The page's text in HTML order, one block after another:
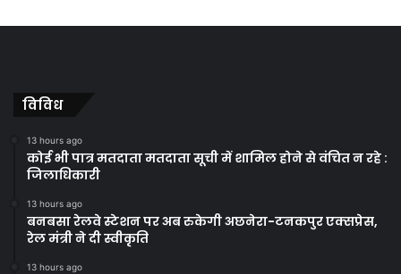
विविध
13 hours ago
कोई भी पात्र मतदाता मतदाता सूची में शामिल होने से वंचित न रहे :
जिलाधिकारी
13 hours ago
बनबसा रेलवे स्टेशन पर अब रुकेगी अछनेरा-टनकपुर एक्सप्रेस,
रेल मंत्री ने दी स्वीकृति
13 hours ago